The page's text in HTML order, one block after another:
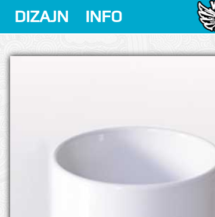
DIZAJN INFO